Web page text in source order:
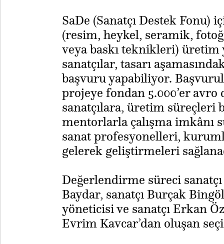
SaDe (Sanatçı Destek Fonu)
(resim, heykel, seramik,
veya baskı teknikleri) üretim
sanatçılar, tasarı
başvuru yapabiliyor.
projeye fondan 5.000’er avro
sanatçılara, üretim süreçleri
mentorlarla çalışma
sanat profesyonelleri,
gelerek geliştirmeleri
Değerlendirme süreci
Baydar, sanatçı Burçak
yöneticisi ve sanatçı Erkan
Evrim Kavcar’dan oluşan